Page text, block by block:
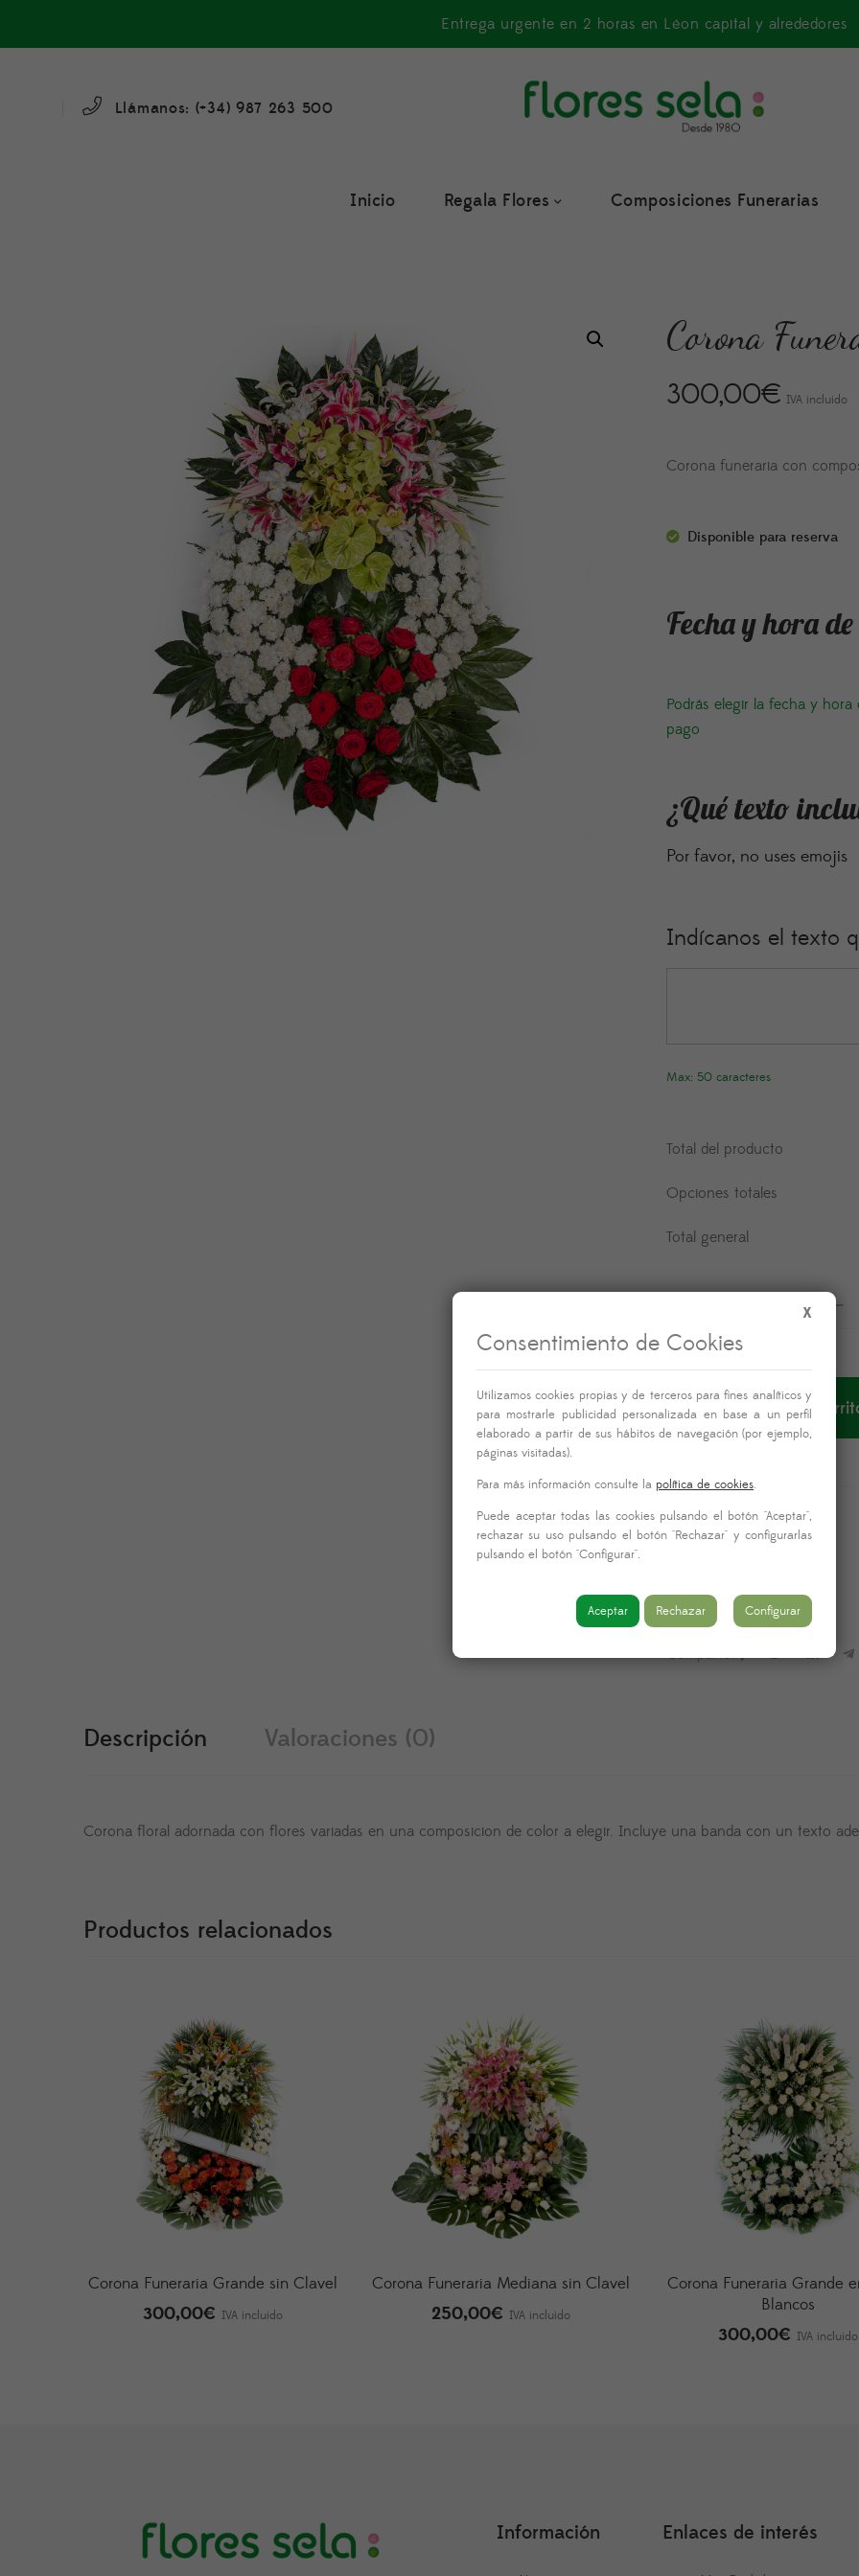
Entrega urgente en 2 horas en Léon capital y alrededores
Llámanos: (+34) 987 263 500
Inicio Regala Flores Composiciones Funerarias
Corona
300,00€ IVA incluido
Corona funeraria con
Disponible para reserva
Fecha y hora
Podrás elegir la fecha y
pago
¿Qué texto
Por favor, no uses emojis
Indícanos el texto
Max: 50 caracteres
Total del producto
Opciones totales
Total general
Añadir al
SKU:W940A90
Etiqueta: difuntos
Comparte:
Descripción Valoraciones (0)
Corona floral adornada con flores variadas en una composicion de color a elegir. Incluye una banda con un texto
Productos relacionados
Corona Funeraria Grande sin Clavel
300,00€ IVA incluido
Corona Funeraria Mediana sin Clavel
250,00€ IVA incluido
Corona Funeraria Grande
Blancos
300,00€ IVA incluido
Información Enlaces de interés
X
Consentimiento de Cookies
Utilizamos cookies propias y de terceros para fines analíticos y
para mostrarle publicidad personalizada en base a un perfil
elaborado a partir de sus hábitos de navegación (por ejemplo,
páginas visitadas).
Para más información consulte la política de cookies.
Puede aceptar todas las cookies pulsando el botón "Aceptar",
rechazar su uso pulsando el botón "Rechazar" y configurarlas
pulsando el botón "Configurar".
Aceptar Rechazar Configurar